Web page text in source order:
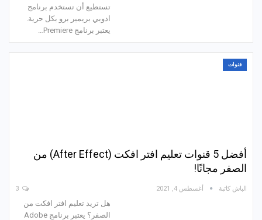
تستطيع أن تستخدم برنامج
ادوبي بريمير برو بكل حرية.
يعتبر برنامج Premiere…
قنوات
أفضل 5 قنوات تعليم افتر افكت (After Effect) من
الصفر مجانًا!
الباش كاتبة أغسطس 4, 2021
هل تريد تعليم افتر افكت من
الصفر؟ يعتبر برنامج Adobe